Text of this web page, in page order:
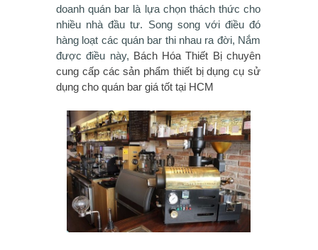
doanh quán bar là lựa chọn thách thức cho
nhiều nhà đầu tư. Song song với điều đó
hàng loạt các quán bar thi nhau ra đời, Nắm
được điều này, Bách Hóa Thiết Bị chuyên
cung cấp các sản phẩm thiết bị dụng cụ sử
dụng cho quán bar giá tốt tại HCM